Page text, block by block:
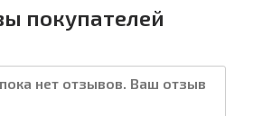
покупателей
нет отзывов. Ваш отзыв